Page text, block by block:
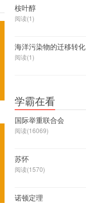
桉叶醇
阅读(1)
海洋污染物的迁移转化
阅读(1)
学霸在看
国际举重联合会
阅读(16069)
苏怀
阅读(1570)
诺顿定理